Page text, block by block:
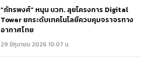
“ภัทรพงศ์” หนุน บวท. ลุยโครงการ Digital
Tower ยกระดับเทคโนโลยีควบคุมจราจรทาง
อากาศไทย
29 มิถุนายน 2026 10:07 น.